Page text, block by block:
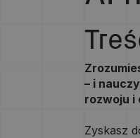
– i
rozwoju i
Zyskasz